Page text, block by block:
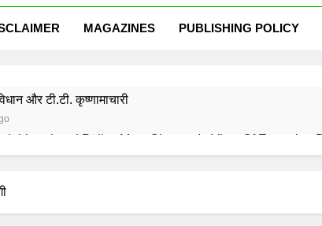
MAGAZINES PUBLISHING POLICY
और टी.टी. कृष्णामाचारी
ADVENT OF SUICIDE BOMBING IN INDIA